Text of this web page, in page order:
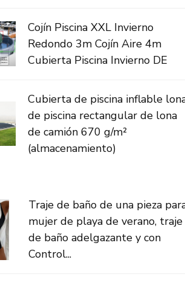
Cojín Piscina XXL Invierno
Redondo 3m Cojín Aire 4m
Cubierta Piscina Invierno DE
Cubierta de piscina inflable
de piscina rectangular de lona
de camión 670 g/m²
(almacenamiento)
Traje de baño de una pieza
mujer de playa de verano, traje
de baño adelgazante y con
Control...